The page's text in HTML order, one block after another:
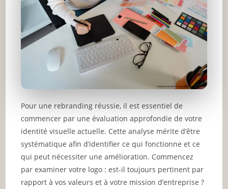
Pour une rebranding réussie, il est essentiel de
commencer par une évaluation approfondie de votre
identité visuelle actuelle. Cette analyse mérite d’être
systématique afin d’identifier ce qui fonctionne et ce
qui peut nécessiter une amélioration. Commencez
par examiner votre logo : est-il toujours pertinent par
rapport à vos valeurs et à votre mission d’entreprise ?